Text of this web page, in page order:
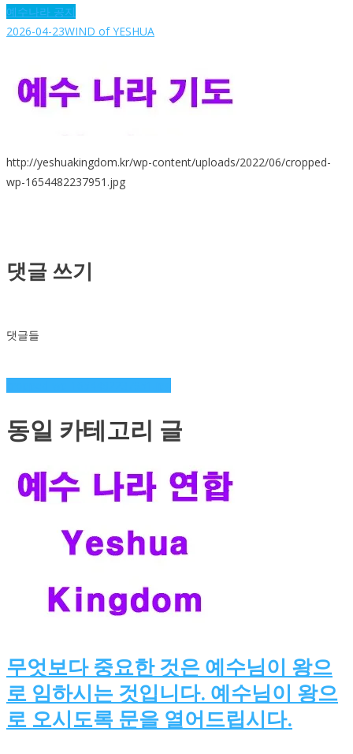
예수나라 공지
2026-04-23WIND of YESHUA
http://yeshuakingdom.kr/wp-content/uploads/2022/06/cropped-
wp-1654482237951.jpg
댓글 쓰기
댓글들
글
탐
색
동일 카테고리 글
무엇보다 중요한 것은 예수님이 왕으
로 임하시는 것입니다. 예수님이 왕으
로 오시도록 문을 열어드립시다.